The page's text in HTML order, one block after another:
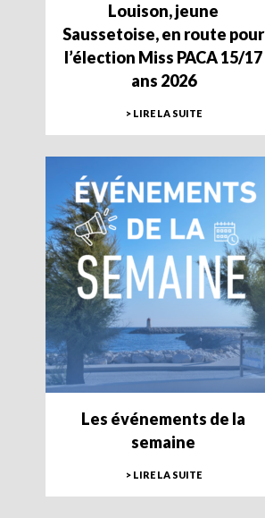
Louison, jeune
Saussetoise, en route pour
l’élection Miss PACA 15/17
ans 2026
> LIRE LA SUITE
Les événements de la
semaine
> LIRE LA SUITE